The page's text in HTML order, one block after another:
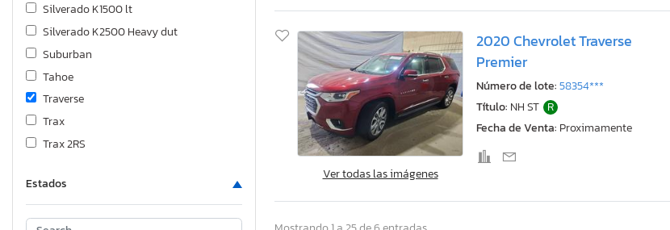
Silverado K1500 lt
Silverado K2500 Heavy dut
Suburban
Tahoe
Traverse
Trax
Trax 2RS
Estados
Ver todas las imágenes
2020 Chevrolet Traverse
Premier
Número de lote:58354***
Título: NH ST R
Fecha de Venta: Proximamente